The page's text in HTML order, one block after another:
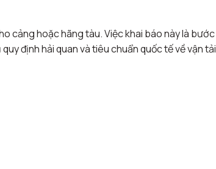
cảng hoặc hãng tàu. Việc khai báo này là bước
định hải quan và tiêu chuẩn quốc tế về vận tải